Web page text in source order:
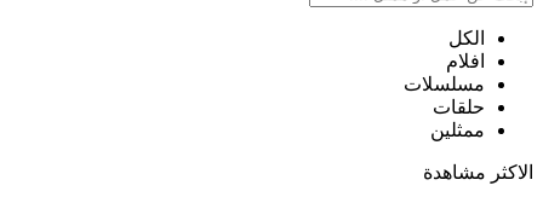
الكل
افلام
مسلسلات
حلقات
ممثلين
الاكثر مشاهدة